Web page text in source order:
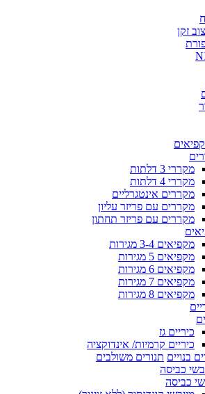
זקן
מקררי 3 דלתות
מקררי 4 דלתות
מקררים אינטגרליים
מקררים עם פריזר עליון
מקררים עם פריזר תחתון
מקפיאים 3-4 מגירות
מקפיאים 5 מגירות
מקפיאים 6 מגירות
מקפיאים 7 מגירות
מקפיאים 8 מגירות
כיריים גז
כיריים קרמיות/ אינדוקציה
בנויים תנורים משולבים
כביסה
כביסה